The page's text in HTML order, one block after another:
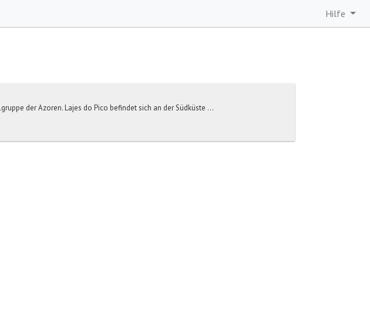
Hilfe
der Azoren. Lajes do Pico befindet sich an der Südküste ...